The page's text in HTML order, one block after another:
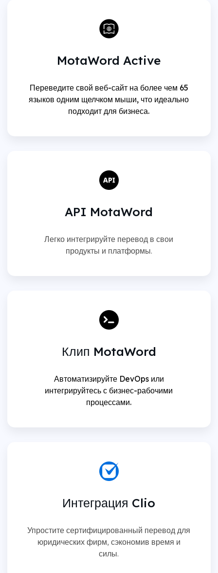
MotaWord Active
Переведите свой веб-сайт на более чем 65
языков одним щелчком мыши, что идеально
подходит для бизнеса.
API MotaWord
Легко интегрируйте перевод в свои
продукты и платформы.
Клип MotaWord
Автоматизируйте DevOps или
интегрируйтесь с бизнес-рабочими
процессами.
Интеграция Clio
Упростите сертифицированный перевод для
юридических фирм, сэкономив время и
силы.